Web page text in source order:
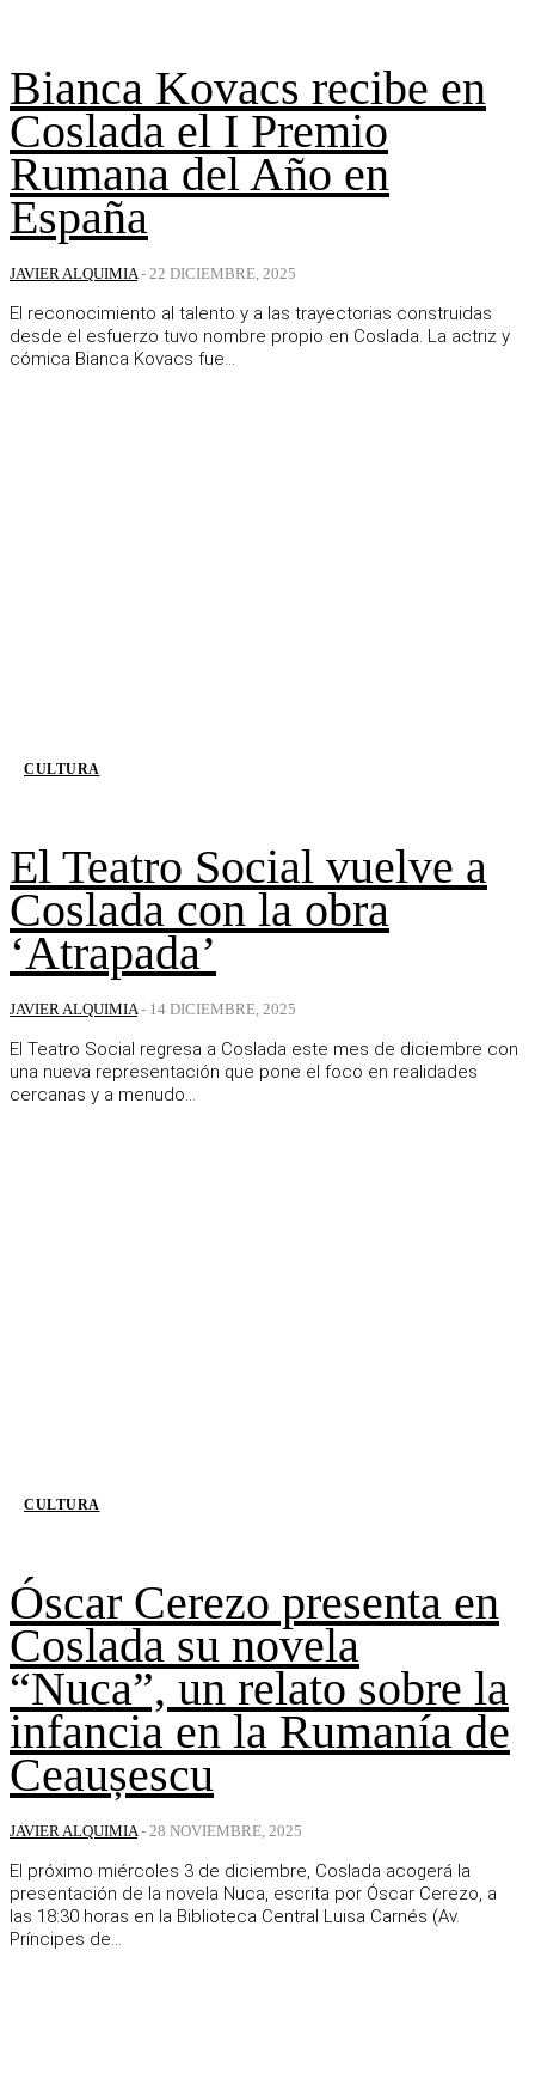
Bianca Kovacs recibe en
Coslada el I Premio
Rumana del Año en
España
JAVIER ALQUIMIA - 22 DICIEMBRE, 2025
El reconocimiento al talento y a las trayectorias construidas
desde el esfuerzo tuvo nombre propio en Coslada. La actriz y
cómica Bianca Kovacs fue...
CULTURA
El Teatro Social vuelve a
Coslada con la obra
‘Atrapada’
JAVIER ALQUIMIA - 14 DICIEMBRE, 2025
El Teatro Social regresa a Coslada este mes de diciembre con
una nueva representación que pone el foco en realidades
cercanas y a menudo...
CULTURA
Óscar Cerezo presenta en
Coslada su novela
“Nuca”, un relato sobre la
infancia en la Rumanía de
Ceaușescu
JAVIER ALQUIMIA - 28 NOVIEMBRE, 2025
El próximo miércoles 3 de diciembre, Coslada acogerá la
presentación de la novela Nuca, escrita por Óscar Cerezo, a
las 18:30 horas en la Biblioteca Central Luisa Carnés (Av.
Príncipes de...